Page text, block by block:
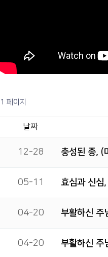
1 페이지
날짜
12-28 충성된 종,
05-11 효심과 신
04-20 부활하신
04-20 부활하신